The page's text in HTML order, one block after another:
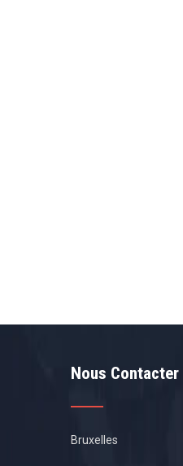
Nous Contacter
Bruxelles